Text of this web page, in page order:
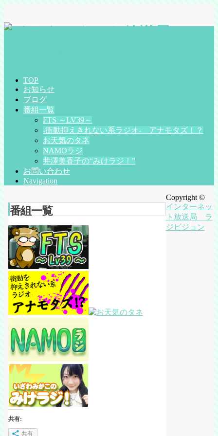
TOP
お知らせ
ブログ
番組一覧
FTS ～LV39～
-衝動抑えきれない系ラジオ- アナモタズ！？
お天気のタネ
NAMOラジ
井澤美香子の“みけラジ！”
お問い合わせ
Navigation
番組一覧
共有:
共有
Copyright ©
インターネッ
ト放送局 ラ
ジビジョン